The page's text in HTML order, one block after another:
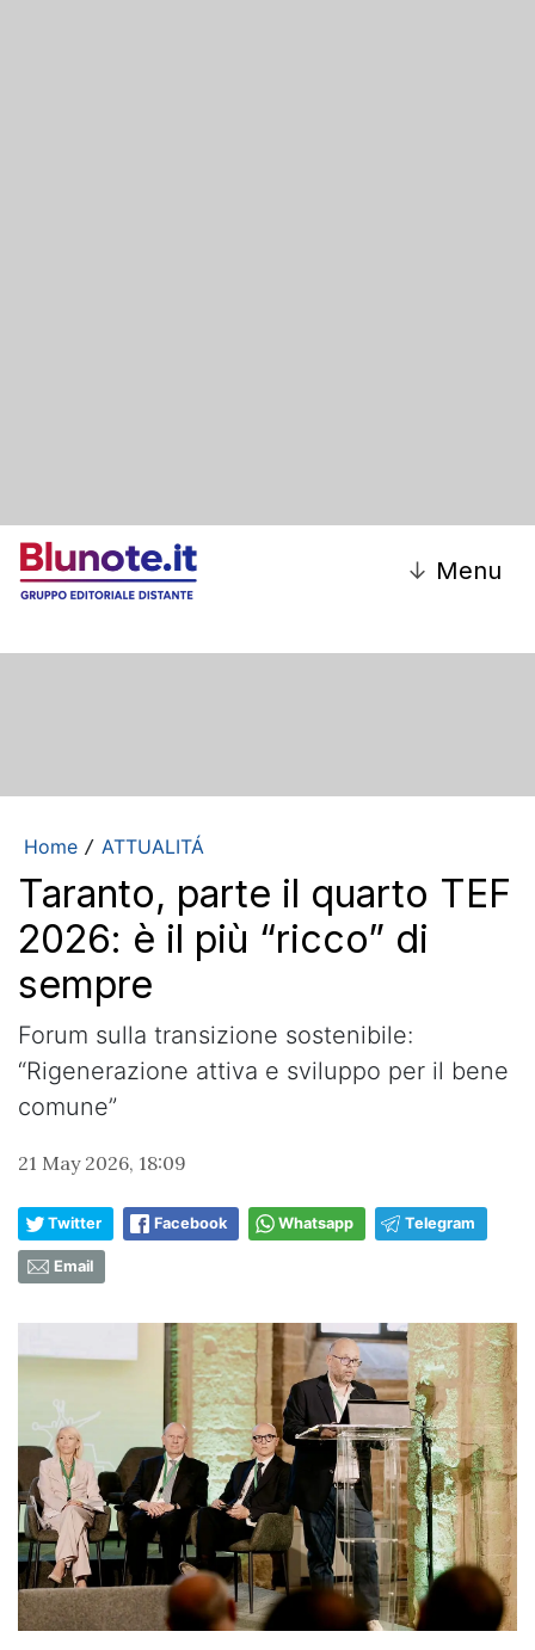
↓ Menu
Home / ATTUALITÁ
Taranto, parte il quarto TEF
2026: è il più “ricco” di
sempre
Forum sulla transizione sostenibile:
“Rigenerazione attiva e sviluppo per il bene
comune”
21 May 2026, 18:09
Twitter Facebook Whatsapp Telegram
Email